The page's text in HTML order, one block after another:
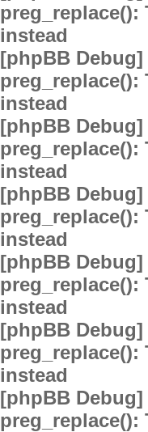
instead
[phpBB Debug]
instead
[phpBB Debug]
instead
[phpBB Debug]
instead
[phpBB Debug]
instead
[phpBB Debug]
instead
[phpBB Debug]